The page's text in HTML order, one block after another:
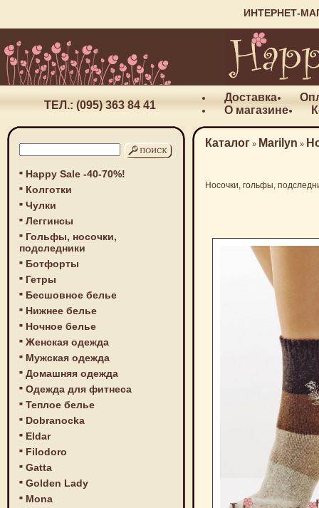
ИНТЕРНЕТ-
ТЕЛ.: (095) 363 84 41
Доставка
О магазине
Happy Sale -40-70%!
Колготки
Чулки
Леггинсы
Гольфы, носочки,
подследники
Ботфорты
Гетры
Бесшовное белье
Нижнее белье
Ночное белье
Женская одежда
Мужская одежда
Домашняя одежда
Одежда для фитнеса
Теплое белье
Dobranocka
Eldar
Filodoro
Gatta
Golden Lady
Mona
Каталог » Marilyn »
Носочки, гольфы,